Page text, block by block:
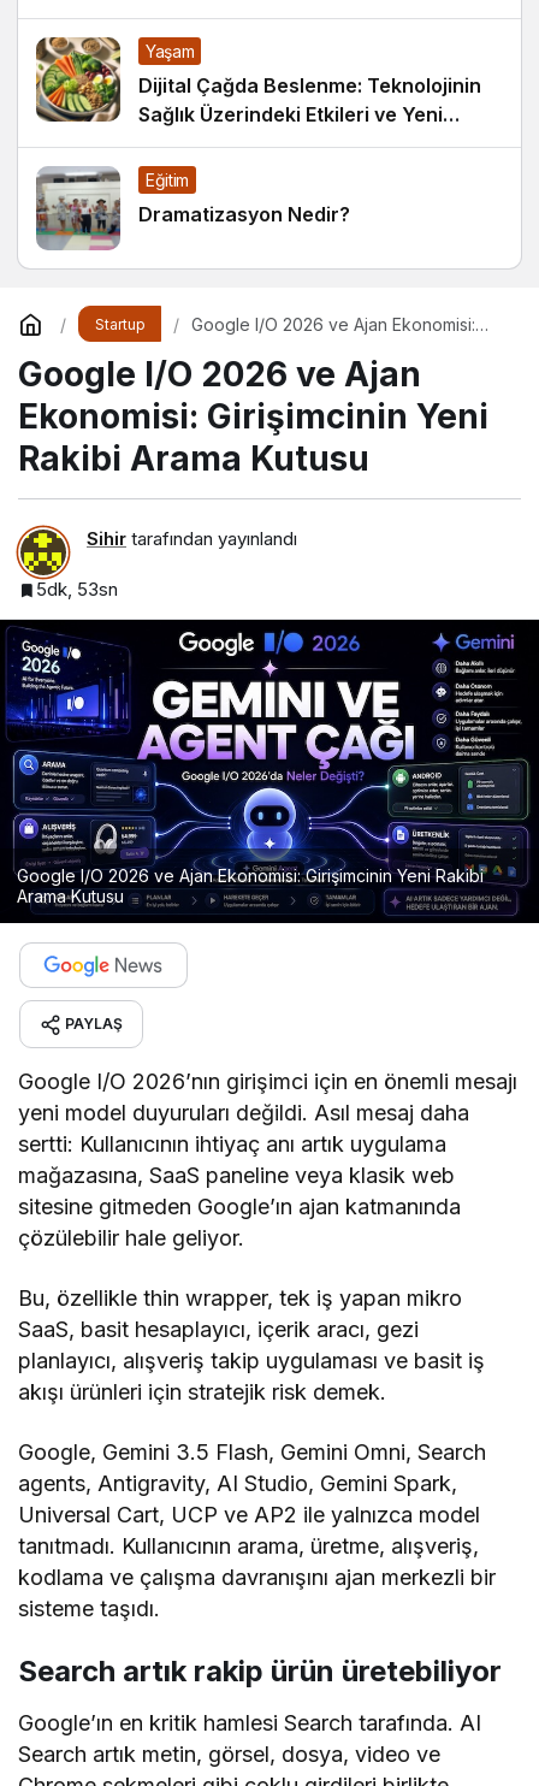
Yaşam
Dijital Çağda Beslenme: Teknolojinin
Sağlık Üzerindeki Etkileri ve Yeni
Alışkanlıklar
Eğitim
Dramatizasyon Nedir?
Startup
Google I/O 2026 ve Ajan Ekonomisi:
Google I/O 2026 ve Ajan
Ekonomisi: Girişimcinin Yeni
Rakibi Arama Kutusu
Sihir tarafından yayınlandı
5dk, 53sn
Google I/O 2026 ve Ajan Ekonomisi: Girişimcinin Yeni Rakibi
Arama Kutusu
PAYLAŞ
Google I/O 2026’nın girişimci için en önemli mesajı
yeni model duyuruları değildi. Asıl mesaj daha
sertti: Kullanıcının ihtiyaç anı artık uygulama
mağazasına, SaaS paneline veya klasik web
sitesine gitmeden Google’ın ajan katmanında
çözülebilir hale geliyor.
Bu, özellikle thin wrapper, tek iş yapan mikro
SaaS, basit hesaplayıcı, içerik aracı, gezi
planlayıcı, alışveriş takip uygulaması ve basit iş
akışı ürünleri için stratejik risk demek.
Google, Gemini 3.5 Flash, Gemini Omni, Search
agents, Antigravity, AI Studio, Gemini Spark,
Universal Cart, UCP ve AP2 ile yalnızca model
tanıtmadı. Kullanıcının arama, üretme, alışveriş,
kodlama ve çalışma davranışını ajan merkezli bir
sisteme taşıdı.
Search artık rakip ürün üretebiliyor
Google’ın en kritik hamlesi Search tarafında. AI
Search artık metin, görsel, dosya, video ve